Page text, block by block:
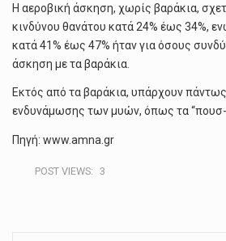
Η αεροβική άσκηση, χωρίς βαράκια,
κινδύνου θανάτου κατά 24% έως 34%,
κατά 41% έως 47% ήταν για όσους
άσκηση με τα βαράκια.
Εκτός από τα βαράκια, υπάρχουν
ενδυνάμωσης των μυών, όπως τα “πουσ-
Πηγή: www.amna.gr
POST VIEWS: 3